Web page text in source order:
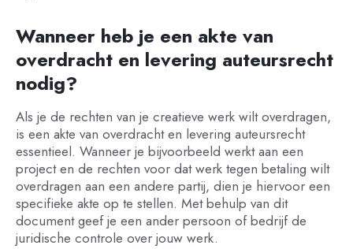
Wanneer heb je een akte van
overdracht en levering auteursrecht
nodig?
Als je de rechten van je creatieve werk wilt overdragen,
is een akte van overdracht en levering auteursrecht
essentieel. Wanneer je bijvoorbeeld werkt aan een
project en de rechten voor dat werk tegen betaling wilt
overdragen aan een andere partij, dien je hiervoor een
specifieke akte op te stellen. Met behulp van dit
document geef je een ander persoon of bedrijf de
juridische controle over jouw werk.